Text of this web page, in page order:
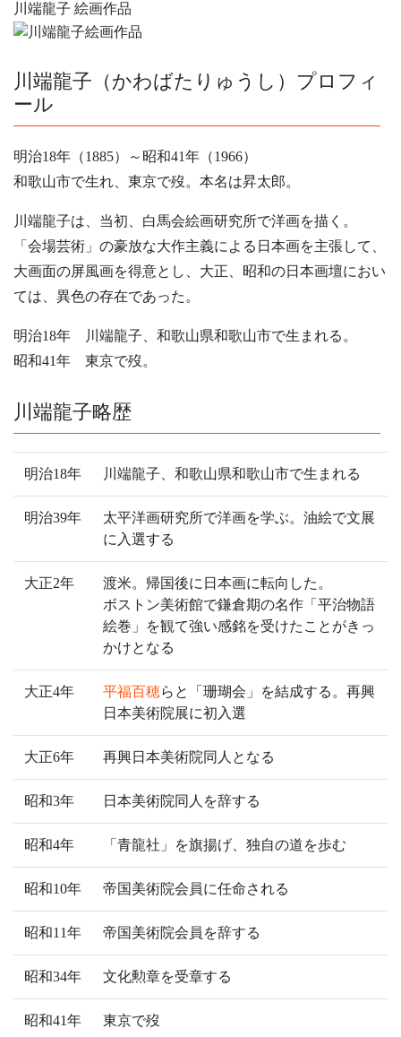
川端龍子 絵画作品
川端龍子（かわばたりゅうし）プロフィ
ール
明治18年（1885）～昭和41年（1966）
和歌山市で生れ、東京で歿。本名は昇太郎。
川端龍子は、当初、白馬会絵画研究所で洋画を描く。
「会場芸術」の豪放な大作主義による日本画を主張して、
大画面の屏風画を得意とし、大正、昭和の日本画壇におい
ては、異色の存在であった。
明治18年 川端龍子、和歌山県和歌山市で生まれる。
昭和41年 東京で歿。
川端龍子略歴
明治18年 川端龍子、和歌山県和歌山市で生まれる
明治39年
太平洋画研究所で洋画を学ぶ。油絵で文展
に入選する
大正2年
渡米。帰国後に日本画に転向した。
ボストン美術館で鎌倉期の名作「平治物語
絵巻」を観て強い感銘を受けたことがきっ
かけとなる
大正4年 平福百穂らと「珊瑚会」を結成する。再興
日本美術院展に初入選
大正6年 再興日本美術院同人となる
昭和3年 日本美術院同人を辞する
昭和4年 「青龍社」を旗揚げ、独自の道を歩む
昭和10年 帝国美術院会員に任命される
昭和11年 帝国美術院会員を辞する
昭和34年 文化勲章を受章する
昭和41年 東京で歿